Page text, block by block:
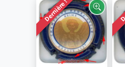
Dernière !